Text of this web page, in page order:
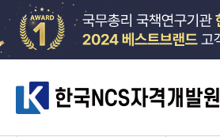
한국NCS자격개발원